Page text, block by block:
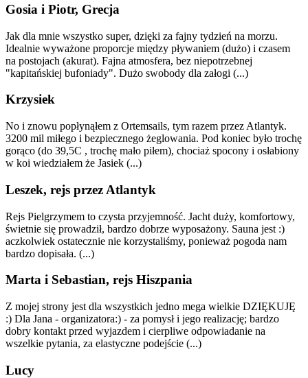
Gosia i Piotr, Grecja
Jak dla mnie wszystko super, dzięki za fajny tydzień na morzu.
Idealnie wyważone proporcje między pływaniem (dużo) i czasem
na postojach (akurat). Fajna atmosfera, bez niepotrzebnej
"kapitańskiej bufoniady". Dużo swobody dla załogi (...)
Krzysiek
No i znowu popłynąłem z Ortemsails, tym razem przez Atlantyk.
3200 mil miłego i bezpiecznego żeglowania. Pod koniec było trochę
gorąco (do 39,5C , trochę mało piłem), chociaż spocony i osłabiony
w koi wiedziałem że Jasiek (...)
Leszek, rejs przez Atlantyk
Rejs Pielgrzymem to czysta przyjemność. Jacht duży, komfortowy,
świetnie się prowadził, bardzo dobrze wyposażony. Sauna jest :)
aczkolwiek ostatecznie nie korzystaliśmy, ponieważ pogoda nam
bardzo dopisała. (...)
Marta i Sebastian, rejs Hiszpania
Z mojej strony jest dla wszystkich jedno mega wielkie DZIĘKUJĘ
:) Dla Jana - organizatora:) - za pomysł i jego realizację; bardzo
dobry kontakt przed wyjazdem i cierpliwe odpowiadanie na
wszelkie pytania, za elastyczne podejście (...)
Lucy